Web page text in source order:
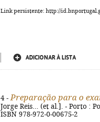
Link persistente: http://
ADICIONAR À LISTA
4 - Preparação para o
Jorge Reis... (et al.]. - Porto :
ISBN 978-972-0-00675-2